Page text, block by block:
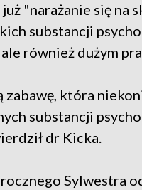
"narażanie się
substancji
również dużym
zabawę, która
substancji
dr Kicka.
Sylwestra